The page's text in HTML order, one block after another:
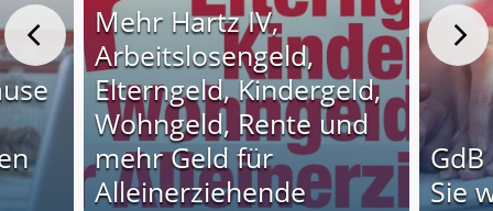
Mehr Hartz IV,
Arbeitslosengeld,
Elterngeld, Kindergeld,
Wohngeld, Rente und
mehr Geld für
Alleinerziehende
Sie